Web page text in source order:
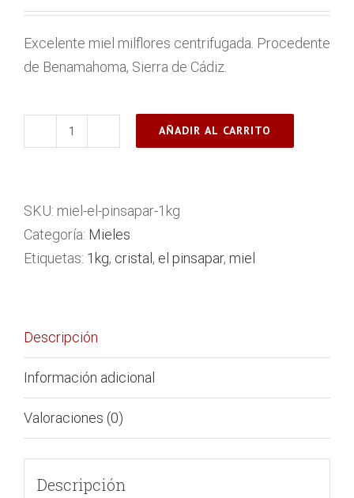
Excelente miel milflores centrifugada. Procedente
de Benamahoma, Sierra de Cádiz.
|
1kg
cantidad
AÑADIR AL CARRITO
SKU: miel-el-pinsapar-1kg
Categoría: Mieles
Etiquetas: 1kg, cristal , el pinsapar, miel
Descripción
Información adicional
Valoraciones (0)
Descripción